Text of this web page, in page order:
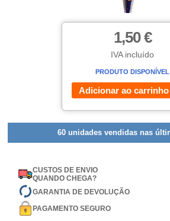
1,50 €
IVA incluído
PRODUTO DISPONÍVEL
Adicionar ao carrinho
60 unidades vendidas nas
CUSTOS DE ENVIO
QUANDO CHEGA?
GARANTIA DE DEVOLUÇÃO
PAGAMENTO SEGURO